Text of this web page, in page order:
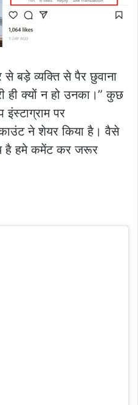
बड़े व्यक्ति से पैर छुवाना
ही क्यों न हो उनका।” कुछ
पर
ने शेयर किया है। वैसे
है हमे कमेंट कर जरूर